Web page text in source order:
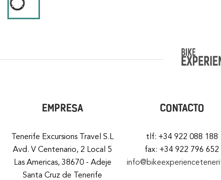
EMPRESA
Tenerife Excursions Travel S.L
Avd. V Centenario, 2 Local 5
Las Americas, 38670 - Adeje
Santa Cruz de Tenerife
CONTACTO
tlf: +34 922 088 188
fax: +34 922 796 652